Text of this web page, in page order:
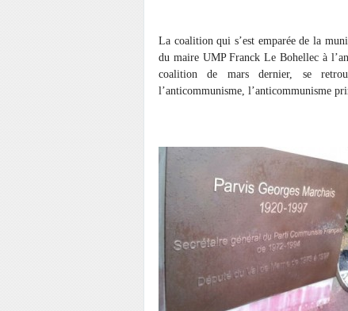
La coalition qui s’est emparée de la
du maire UMP Franck Le Bohellec à
coalition de mars dernier, se
l’anticommunisme, l’anticommunisme